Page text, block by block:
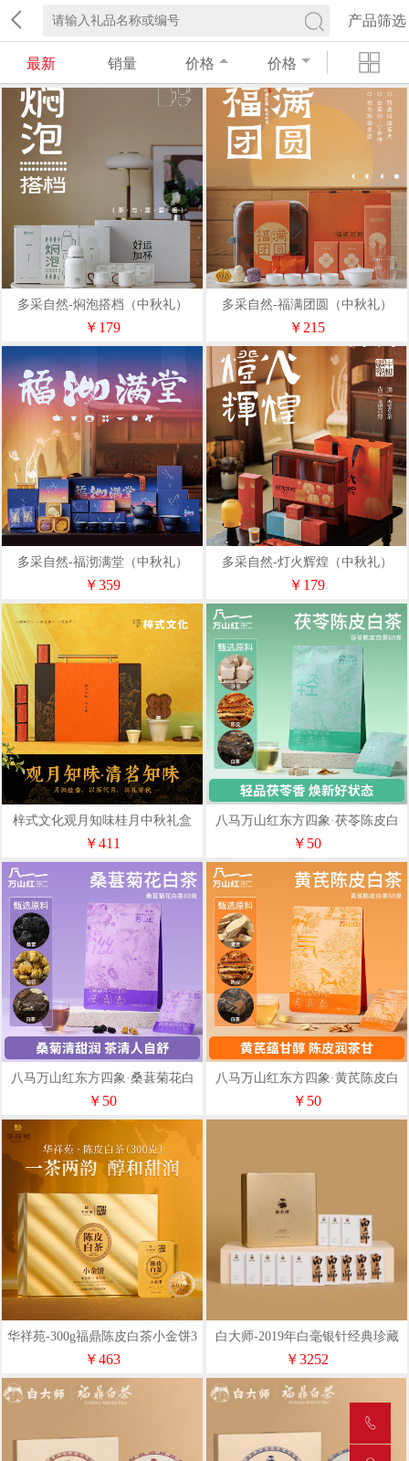
产品筛选
最新 销量 价格 价格
多采自然-焖泡搭档（中秋礼）
￥179
多采自然-福满团圆（中秋礼）
￥215
多采自然-福沏满堂（中秋礼）
￥359
多采自然-灯火辉煌（中秋礼）
￥179
梓式文化观月知味桂月中秋礼盒
￥411
八马万山红东方四象·茯苓陈皮白
茶60克VF0010
￥50
八马万山红东方四象·桑葚菊花白
茶60克VF0009
￥50
八马万山红东方四象·黄芪陈皮白
茶60克
￥50
华祥苑-300g福鼎陈皮白茶小金饼3
年陈商务茶叶礼盒套装中秋
￥463
白大师-2019年白毫银针经典珍藏
￥3252